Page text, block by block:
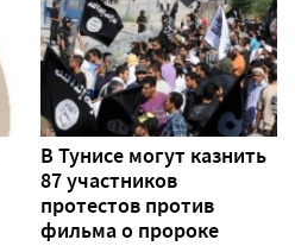
В Тунисе могут казнить
87 участников
протестов против
фильма о пророке